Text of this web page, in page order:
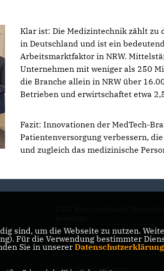
Klar ist: Die Medizintechnik zählt zu
in Deutschland und ist ein
Arbeitsmarktfaktor in NRW.
Unternehmen mit weniger als 250
die Branche allein in NRW über
Betrieben und erwirtschaftet etwa
Fazit: Innovationen der MedTech-
Patientenversorgung verbessern,
und zugleich das medizinische
CDU NRW
sind, um die Webseite zu nutzen.
Für die Verwendung bestimmter
Sie in unserer Datenschutzerklärung